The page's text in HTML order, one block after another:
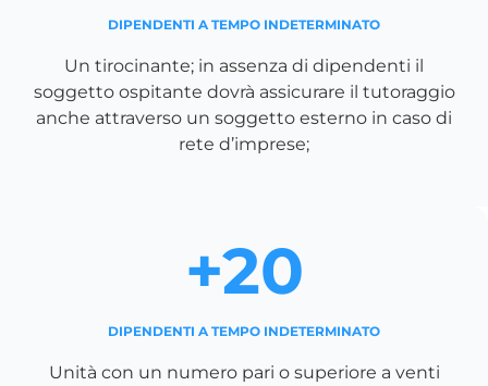
DIPENDENTI A TEMPO INDETERMINATO
Un tirocinante; in assenza di dipendenti il
soggetto ospitante dovrà assicurare il tutoraggio
anche attraverso un soggetto esterno in caso di
rete d’imprese;
+20
DIPENDENTI A TEMPO INDETERMINATO
Unità con un numero pari o superiore a venti